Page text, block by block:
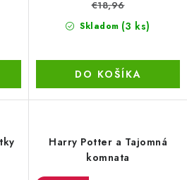
Kontakty, O nás
Ochrana osobných údajov
odstúpiť od kúpnej zmluvy
Skladom (3 ks)
€18,96
DO KOŠÍKA
Harry Potter a Tajomná
komnata